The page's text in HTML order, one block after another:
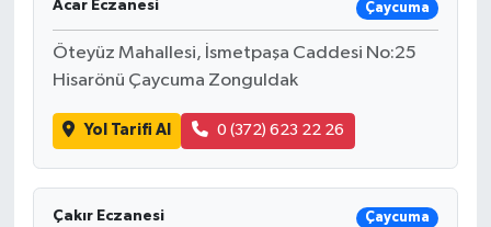
Acar Eczanesi Çaycuma
Öteyüz Mahallesi, İsmetpaşa Caddesi No:25
Hisarönü Çaycuma Zonguldak
Yol Tarifi Al 0 (372) 623 22 26
Çakır Eczanesi Çaycuma